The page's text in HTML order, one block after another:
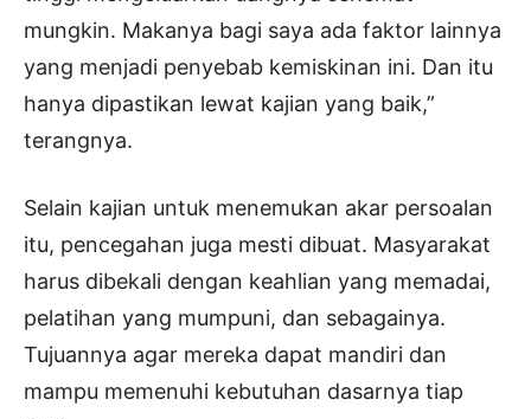
mungkin. Makanya bagi saya ada faktor lainnya
yang menjadi penyebab kemiskinan ini. Dan itu
hanya dipastikan lewat kajian yang baik,”
terangnya.
Selain kajian untuk menemukan akar persoalan
itu, pencegahan juga mesti dibuat. Masyarakat
harus dibekali dengan keahlian yang memadai,
pelatihan yang mumpuni, dan sebagainya.
Tujuannya agar mereka dapat mandiri dan
mampu memenuhi kebutuhan dasarnya tiap